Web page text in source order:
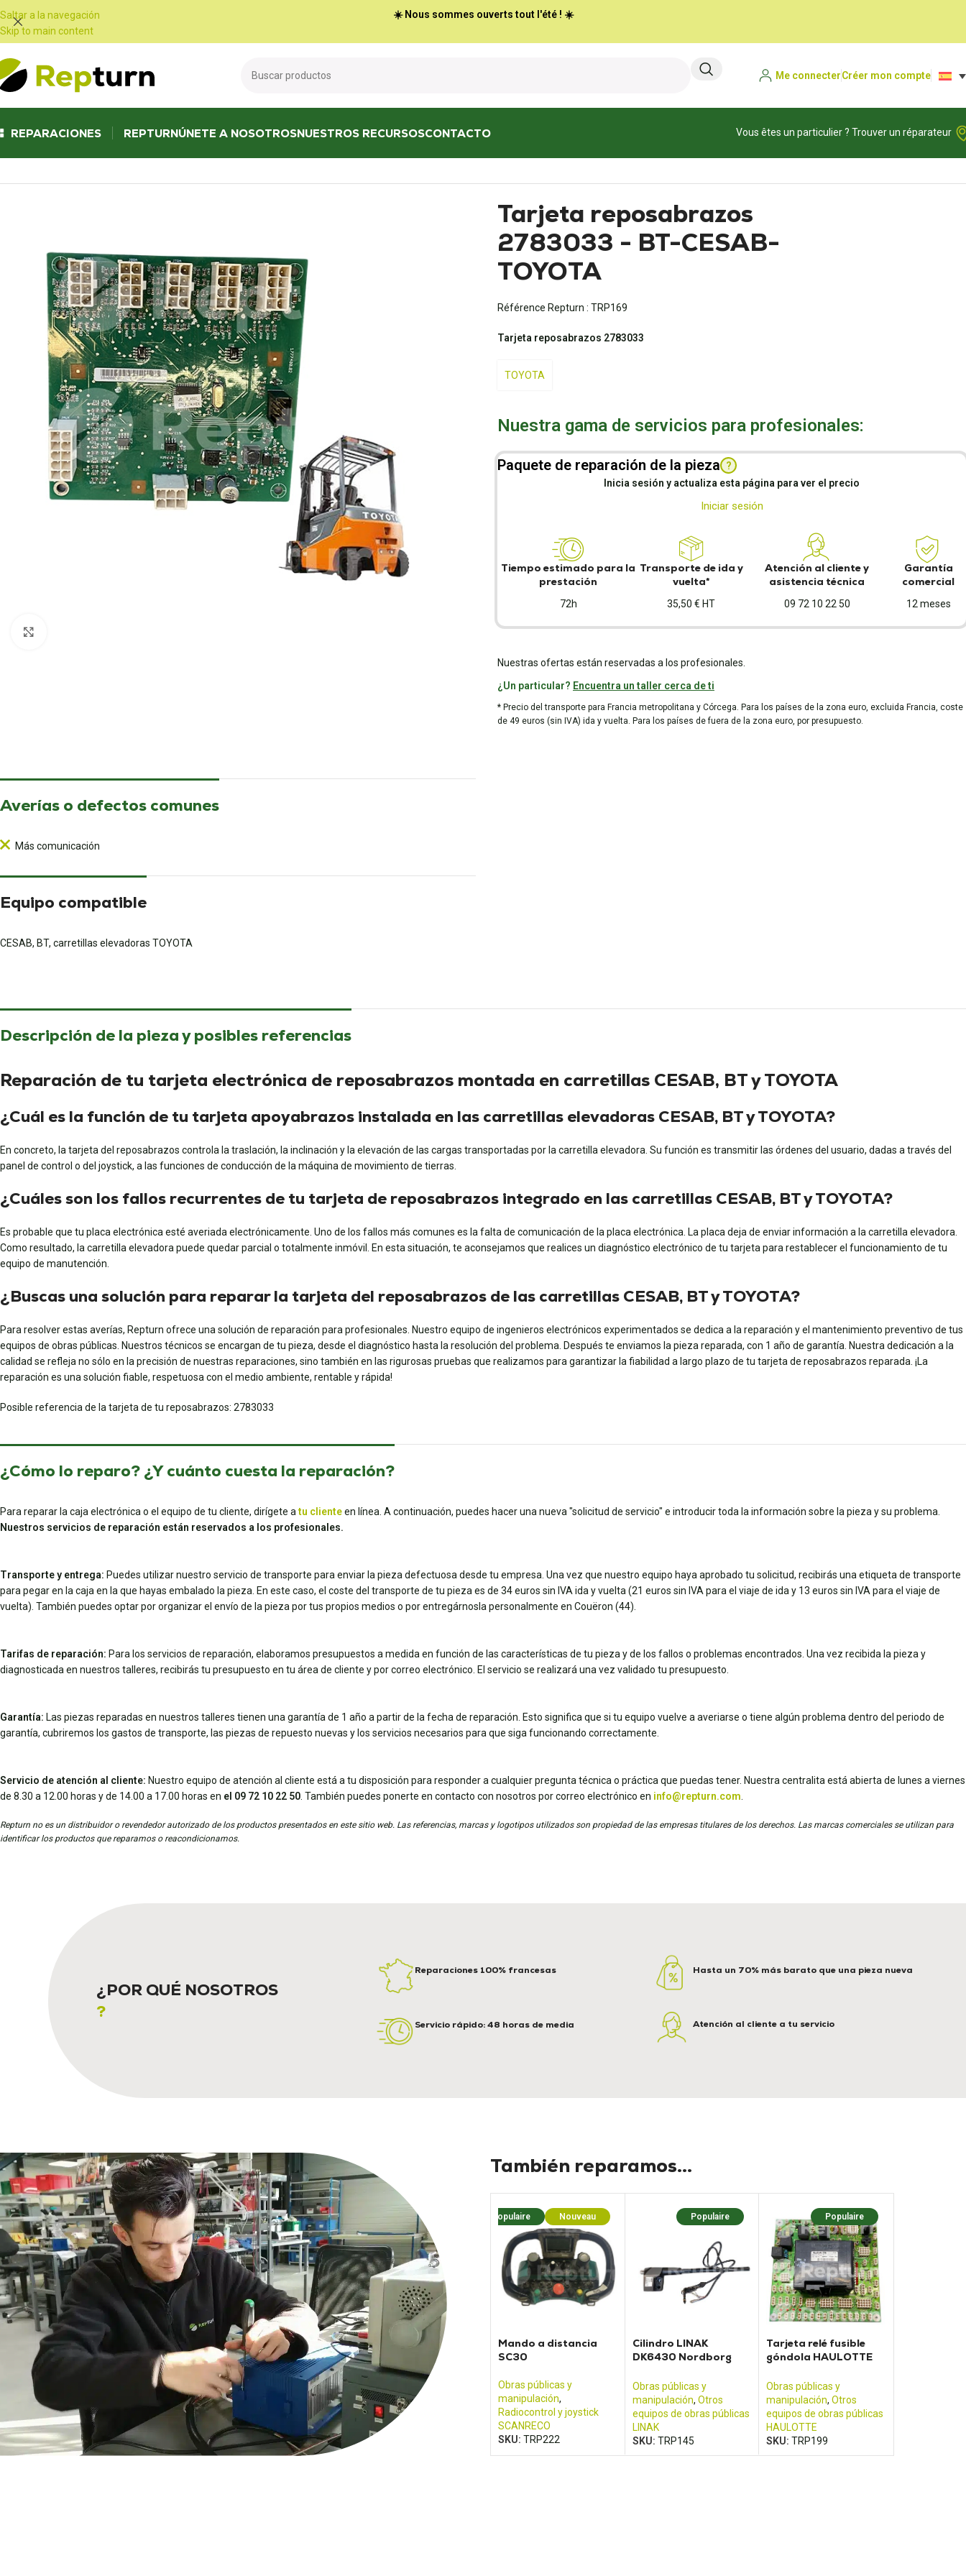
Saltar a la navegación
Skip to main content
☀️ Nous sommes ouverts tout l'été ! ☀️
Me connecterCréer mon compte
REPARACIONES REPTURNÚNETE A NOSOTROSNUESTROS RECURSOSCONTACTO
Vous êtes un particulier ? Trouver un réparateur
Tarjeta reposabrazos
2783033 - BT-CESAB-
TOYOTA
Référence Repturn : TRP169
Tarjeta reposabrazos 2783033
TOYOTA
Nuestra gama de servicios para profesionales:
Paquete de reparación de la pieza ?
Inicia sesión y actualiza esta página para ver el precio
Iniciar sesión
Tiempo estimado para la
prestación
72h
Transporte de ida y
vuelta*
35,50 € HT
Atención al cliente y
asistencia técnica
09 72 10 22 50
Garantía
comercial
12 meses
Nuestras ofertas están reservadas a los profesionales.
¿Un particular? Encuentra un taller cerca de ti
* Precio del transporte para Francia metropolitana y Córcega. Para los países de la zona euro, excluida Francia, coste
de 49 euros (sin IVA) ida y vuelta. Para los países de fuera de la zona euro, por presupuesto.
Averías o defectos comunes
Más comunicación
Equipo compatible
CESAB, BT, carretillas elevadoras TOYOTA
Descripción de la pieza y posibles referencias
Reparación de tu tarjeta electrónica de reposabrazos montada en carretillas CESAB, BT y TOYOTA
¿Cuál es la función de tu tarjeta apoyabrazos instalada en las carretillas elevadoras CESAB, BT y TOYOTA?
En concreto, la tarjeta del reposabrazos controla la traslación, la inclinación y la elevación de las cargas transportadas por la carretilla elevadora. Su función es transmitir las órdenes del usuario, dadas a través del
panel de control o del joystick, a las funciones de conducción de la máquina de movimiento de tierras.
¿Cuáles son los fallos recurrentes de tu tarjeta de reposabrazos integrado en las carretillas CESAB, BT y TOYOTA?
Es probable que tu placa electrónica esté averiada electrónicamente. Uno de los fallos más comunes es la falta de comunicación de la placa electrónica. La placa deja de enviar información a la carretilla elevadora.
Como resultado, la carretilla elevadora puede quedar parcial o totalmente inmóvil. En esta situación, te aconsejamos que realices un diagnóstico electrónico de tu tarjeta para restablecer el funcionamiento de tu
equipo de manutención.
¿Buscas una solución para reparar la tarjeta del reposabrazos de las carretillas CESAB, BT y TOYOTA?
Para resolver estas averías, Repturn ofrece una solución de reparación para profesionales. Nuestro equipo de ingenieros electrónicos experimentados se dedica a la reparación y el mantenimiento preventivo de tus
equipos de obras públicas. Nuestros técnicos se encargan de tu pieza, desde el diagnóstico hasta la resolución del problema. Después te enviamos la pieza reparada, con 1 año de garantía. Nuestra dedicación a la
calidad se refleja no sólo en la precisión de nuestras reparaciones, sino también en las rigurosas pruebas que realizamos para garantizar la fiabilidad a largo plazo de tu tarjeta de reposabrazos reparada. ¡La
reparación es una solución fiable, respetuosa con el medio ambiente, rentable y rápida!
Posible referencia de la tarjeta de tu reposabrazos: 2783033
¿Cómo lo reparo? ¿Y cuánto cuesta la reparación?
Para reparar la caja electrónica o el equipo de tu cliente, dirígete atu clienteen línea. A continuación, puedes hacer una nueva "solicitud de servicio" e introducir toda la información sobre la pieza y su problema.
Nuestros servicios de reparación están reservados a los profesionales.
Transporte y entrega: Puedes utilizar nuestro servicio de transporte para enviar la pieza defectuosa desde tu empresa. Una vez que nuestro equipo haya aprobado tu solicitud, recibirás una etiqueta de transporte
para pegar en la caja en la que hayas embalado la pieza. En este caso, el coste del transporte de tu pieza es de 34 euros sin IVA ida y vuelta (21 euros sin IVA para el viaje de ida y 13 euros sin IVA para el viaje de
vuelta). También puedes optar por organizar el envío de la pieza por tus propios medios o por entregárnosla personalmente en Couëron (44).
Tarifas de reparación: Para los servicios de reparación, elaboramos presupuestos a medida en función de las características de tu pieza y de los fallos o problemas encontrados. Una vez recibida la pieza y
diagnosticada en nuestros talleres, recibirás tu presupuesto en tu área de cliente y por correo electrónico. El servicio se realizará una vez validado tu presupuesto.
Garantía: Las piezas reparadas en nuestros talleres tienen una garantía de 1 año a partir de la fecha de reparación. Esto significa que si tu equipo vuelve a averiarse o tiene algún problema dentro del periodo de
garantía, cubriremos los gastos de transporte, las piezas de repuesto nuevas y los servicios necesarios para que siga funcionando correctamente.
Servicio de atención al cliente: Nuestro equipo de atención al cliente está a tu disposición para responder a cualquier pregunta técnica o práctica que puedas tener. Nuestra centralita está abierta de lunes a viernes
de 8.30 a 12.00 horas y de 14.00 a 17.00 horas en el 09 72 10 22 50 . También puedes ponerte en contacto con nosotros por correo electrónico en info@repturn.com
Repturn no es un distribuidor o revendedor autorizado de los productos presentados en este sitio web. Las referencias, marcas y logotipos utilizados son propiedad de las empresas titulares de los derechos. Las marcas comerciales se utilizan para
identificar los productos que reparamos o reacondicionamos.
¿POR QUÉ NOSOTROS
?
Reparaciones 100% francesas
Servicio rápido: 48 horas de media
Hasta un 70% más barato que una pieza nueva
Atención al cliente a tu servicio
También reparamos...
Populaire Nouveau
Mando a distancia
SC30
Obras públicas y
manipulación,
Radiocontrol y joystick
SCANRECO
SKU: TRP222
Populaire
Cilindro LINAK
DK6430 Nordborg
Obras públicas y
manipulación, Otros
equipos de obras públicas
LINAK
SKU: TRP145
Populaire
Tarjeta relé fusible
góndola HAULOTTE
Obras públicas y
manipulación, Otros
equipos de obras públicas
HAULOTTE
SKU:TRP199